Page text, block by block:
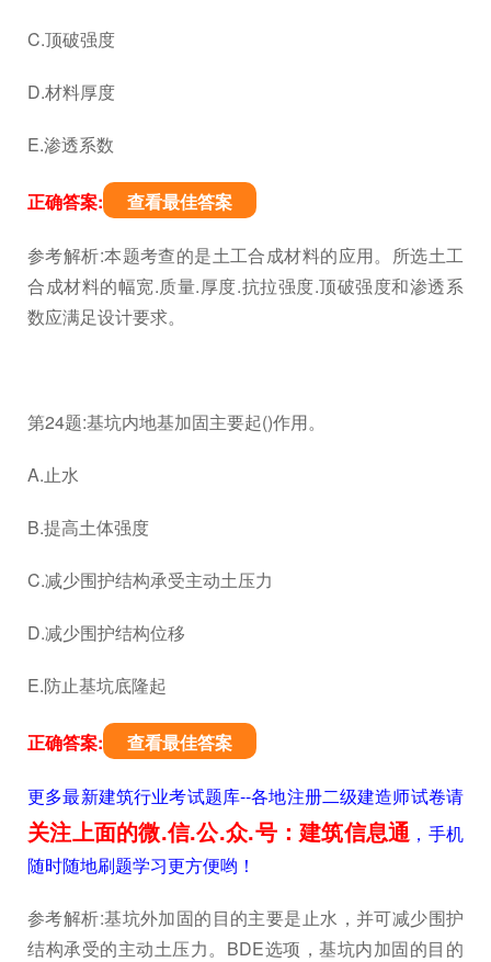
C.顶破强度
D.材料厚度
E.渗透系数
正确答案: 查看最佳答案
参考解析:本题考查的是土工合成材料的应用。所选土工
合成材料的幅宽.质量.厚度.抗拉强度.顶破强度和渗透系
数应满足设计要求。
第24题:基坑内地基加固主要起()作用。
A.止水
B.提高土体强度
C.减少围护结构承受主动土压力
D.减少围护结构位移
E.防止基坑底隆起
正确答案: 查看最佳答案
更多最新建筑行业考试题库--各地注册二级建造师试卷请
关注上面的微.信.公.众.号：建筑信息通，手机
随时随地刷题学习更方便哟！
参考解析:基坑外加固的目的主要是止水，并可减少围护
结构承受的主动土压力。BDE选项，基坑内加固的目的